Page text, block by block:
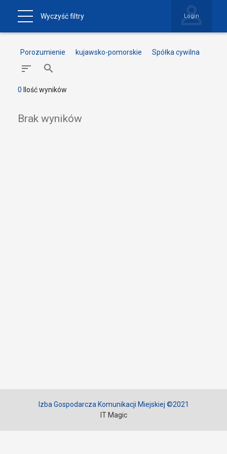
Wyczyść filtry Login
Porozumienie kujawsko-pomorskie Spółka cywilna
0 Ilość wyników
Brak wyników
Izba Gospodarcza Komunikacji Miejskiej ©2021
IT Magic